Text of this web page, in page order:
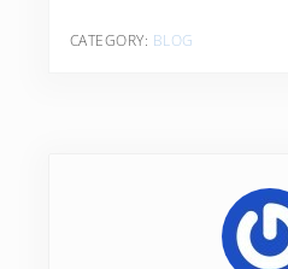
CATEGORY: BLOG